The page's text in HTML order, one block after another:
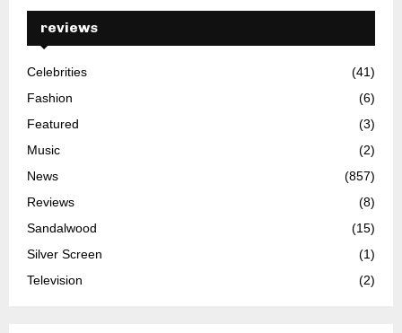
reviews
Celebrities
(41)
Fashion
(6)
Featured
(3)
Music
(2)
News
(857)
Reviews
(8)
Sandalwood
(15)
Silver Screen
(1)
Television
(2)